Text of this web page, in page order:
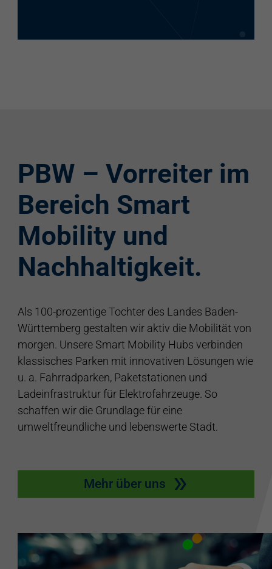
PBW – Vorreiter im
Bereich Smart
Mobility und
Nachhaltigkeit.
Als 100-prozentige Tochter des Landes Baden-
Württemberg gestalten wir aktiv die Mobilität von
morgen. Unsere Smart Mobility Hubs verbinden
klassisches Parken mit innovativen Lösungen wie
u. a. Fahrradparken, Paketstationen und
Ladeinfrastruktur für Elektrofahrzeuge. So
schaffen wir die Grundlage für eine
umweltfreundliche und lebenswerte Stadt.
Mehr über uns